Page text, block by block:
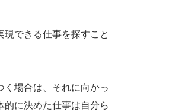
できる仕事を探すこと
く場合は、それに向かっ
に決めた仕事は自分ら